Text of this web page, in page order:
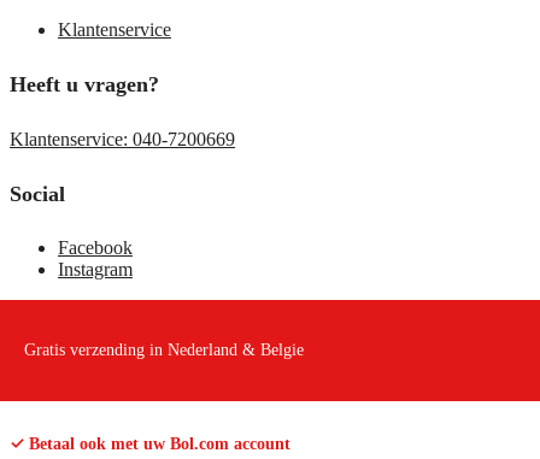
Klantenservice
Heeft u vragen?
Klantenservice: 040-7200669
Social
Facebook
Instagram
Gratis verzending in Nederland & Belgie
✓ Betaal ook met uw Bol.com account